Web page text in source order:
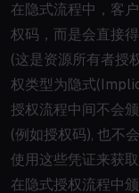
在隐式流程中，客
权码，而是会直接
(这是资源所有者授
权类型为隐式
授权流程中间不会
(例如授权码), 也不
使用这些凭证来获取
在隐式授权流程中